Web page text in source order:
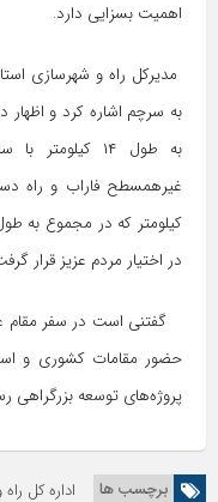
اهمیت بسزایی دارد.
مدیرکل راه و شهرسازی
به طول ۱۴
در اختیار مردم عزیز قرار
گفتنی است در سفر مقام
پروژه‌های توسعه بزرگراهی
برچسب ها اداره کل